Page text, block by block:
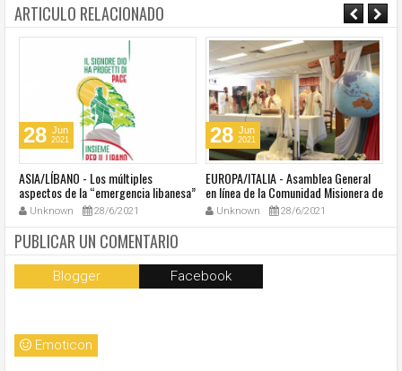
ARTICULO RELACIONADO
28 Jun
2021
ASIA/LÍBANO - Los múltiples
aspectos de la “emergencia libanesa”
al centro de la cumbre eclesial
convocada por el Papa Francisco
Unknown 28/6/2021
28 Jun
2021
EUROPA/ITALIA - Asamblea General
en línea de la Comunidad Misionera de
Villaregia
Unknown 28/6/2021
PUBLICAR UN COMENTARIO
Blogger Facebook
Emoticon